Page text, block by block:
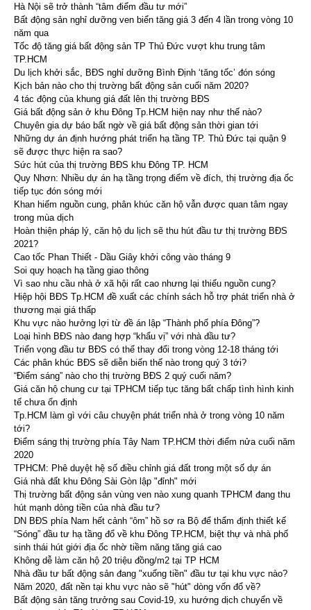
Hà Nội sẽ trở thành “tâm điểm đầu tư mới”
Bất động sản nghỉ dưỡng ven biển tăng giá 3 đến 4 lần trong vòng 10
năm qua
Tốc độ tăng giá bất động sản TP Thủ Đức vượt khu trung tâm
TP.HCM
Du lịch khởi sắc, BĐS nghỉ dưỡng Bình Định ‘tăng tốc’ đón sóng
Kịch bản nào cho thị trường bất động sản cuối năm 2020?
4 tác động của khung giá đất lên thị trường BĐS
Giá bất động sản ở khu Đông Tp.HCM hiện nay như thế nào?
Chuyên gia dự báo bất ngờ về giá bất động sản thời gian tới
Những dự án định hướng phát triển hạ tầng TP. Thủ Đức tại quận 9
sẽ được thực hiện ra sao?
Sức hút của thị trường BĐS khu Đông TP. HCM
Quy Nhơn: Nhiều dự án hạ tầng trọng điểm về đích, thị trường địa ốc
tiếp tục đón sóng mới
Khan hiếm nguồn cung, phân khúc căn hộ vẫn được quan tâm ngay
trong mùa dịch
Hoàn thiện pháp lý, căn hộ du lịch sẽ thu hút đầu tư thị trường BĐS
2021?
Cao tốc Phan Thiết - Dầu Giây khởi công vào tháng 9
Soi quy hoạch hạ tầng giao thông
Vì sao nhu cầu nhà ở xã hội rất cao nhưng lại thiếu nguồn cung?
Hiệp hội BĐS Tp.HCM đề xuất các chính sách hỗ trợ phát triển nhà ở
thương mại giá thấp
Khu vực nào hưởng lợi từ đề án lập “Thành phố phía Đông”?
Loại hình BĐS nào đang hợp “khẩu vị” với nhà đầu tư?
Triển vọng đầu tư BĐS có thể thay đổi trong vòng 12-18 tháng tới
Các phân khúc BĐS sẽ diễn biến thế nào trong quý 3 tới?
“Điểm sáng” nào cho thị trường BĐS 2 quý cuối năm?
Giá căn hộ chung cư tại TPHCM tiếp tục tăng bất chấp tình hình kinh
tế chưa ổn định
Tp.HCM làm gì với câu chuyện phát triển nhà ở trong vòng 10 năm
tới?
Điểm sáng thị trường phía Tây Nam TP.HCM thời điểm nửa cuối năm
2020
TPHCM: Phê duyệt hệ số điều chỉnh giá đất trong một số dự án
Giá nhà đất khu Đông Sài Gòn lập "đỉnh" mới
Thị trường bất động sản vùng ven nào xung quanh TPHCM đang thu
hút mạnh dòng tiền của nhà đầu tư?
DN BĐS phía Nam hết cảnh “ôm” hồ sơ ra Bộ để thẩm định thiết kế
“Sóng” đầu tư hạ tầng đổ về khu Đông TP.HCM, biệt thự và nhà phố
sinh thái hút giới địa ốc nhờ tiềm năng tăng giá cao
Không dễ làm căn hộ 20 triệu đồng/m2 tại TP HCM
Nhà đầu tư bất động sản đang "xuống tiền" đầu tư tại khu vực nào?
Năm 2020, đất nền tại khu vực nào sẽ "hút" dòng vốn đổ về?
Bất động sản tăng trưởng sau Covid-19, xu hướng dịch chuyển về